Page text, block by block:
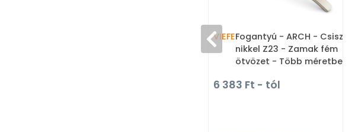
VIEFEFogantyú - ARCH - Csiszolt
nikkel Z23 - Zamak fém
ötvözet - Több méretben
bútorfogantyú
6 383 Ft - tól